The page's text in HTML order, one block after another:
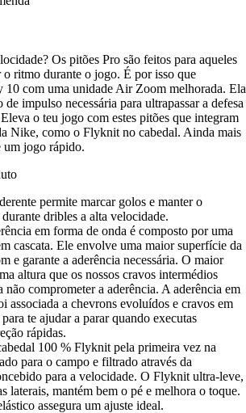
Os pitões Pro são feitos para aqueles
o ritmo durante o jogo. É por isso que
10 com uma unidade Air Zoom melhorada. Ela
de impulso necessária para ultrapassar a defesa
o teu jogo com estes pitões que integram
Nike, como o Flyknit no cabedal. Ainda mais
um jogo rápido.
permite marcar golos e manter o
dribles a alta velocidade.
em forma de onda é composto por uma
cascata. Ele envolve uma maior superfície da
e garante a aderência necessária. O maior
altura que os nossos cravos intermédios
não comprometer a aderência. A aderência em
associada a chevrons evoluídos e cravos em
te ajudar a parar quando executas
rápidas.
100 % Flyknit pela primeira vez na
para o campo e filtrado através da
para a velocidade. O Flyknit ultra-leve,
laterais, mantém bem o pé e melhora o toque.
assegura um ajuste ideal.